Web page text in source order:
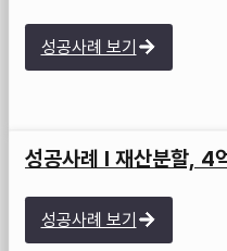
성공사례 보기
성공사례 I 재산분할, 4
성공사례 보기